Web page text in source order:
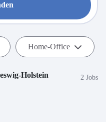
Home-Office
Holstein 2 Jobs